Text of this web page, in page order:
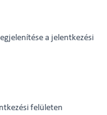
a jelentkezési
felületen